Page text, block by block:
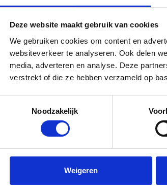
Deze website maakt gebruik van cookies
We gebruiken cookies om content en
websiteverkeer te analyseren. Ook delen
media, adverteren en analyse. Deze
verstrekt of die ze hebben verzameld op
Noodzakelijk
Weigeren
een
kan zijn
om in
Deskundige
Ons team bestaat uit
goed opgeleide monteurs